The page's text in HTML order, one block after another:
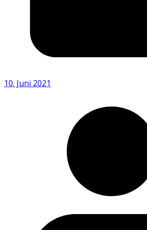
10. Juni 2021